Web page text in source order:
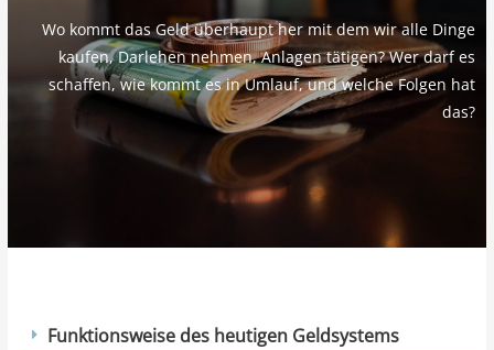
Wo kommt das Geld überhaupt her mit dem wir alle Dinge
kaufen, Darlehen nehmen, Anlagen tätigen? Wer darf es
schaffen, wie kommt es in Umlauf, und welche Folgen hat
das?
Funktionsweise des heutigen Geldsystems